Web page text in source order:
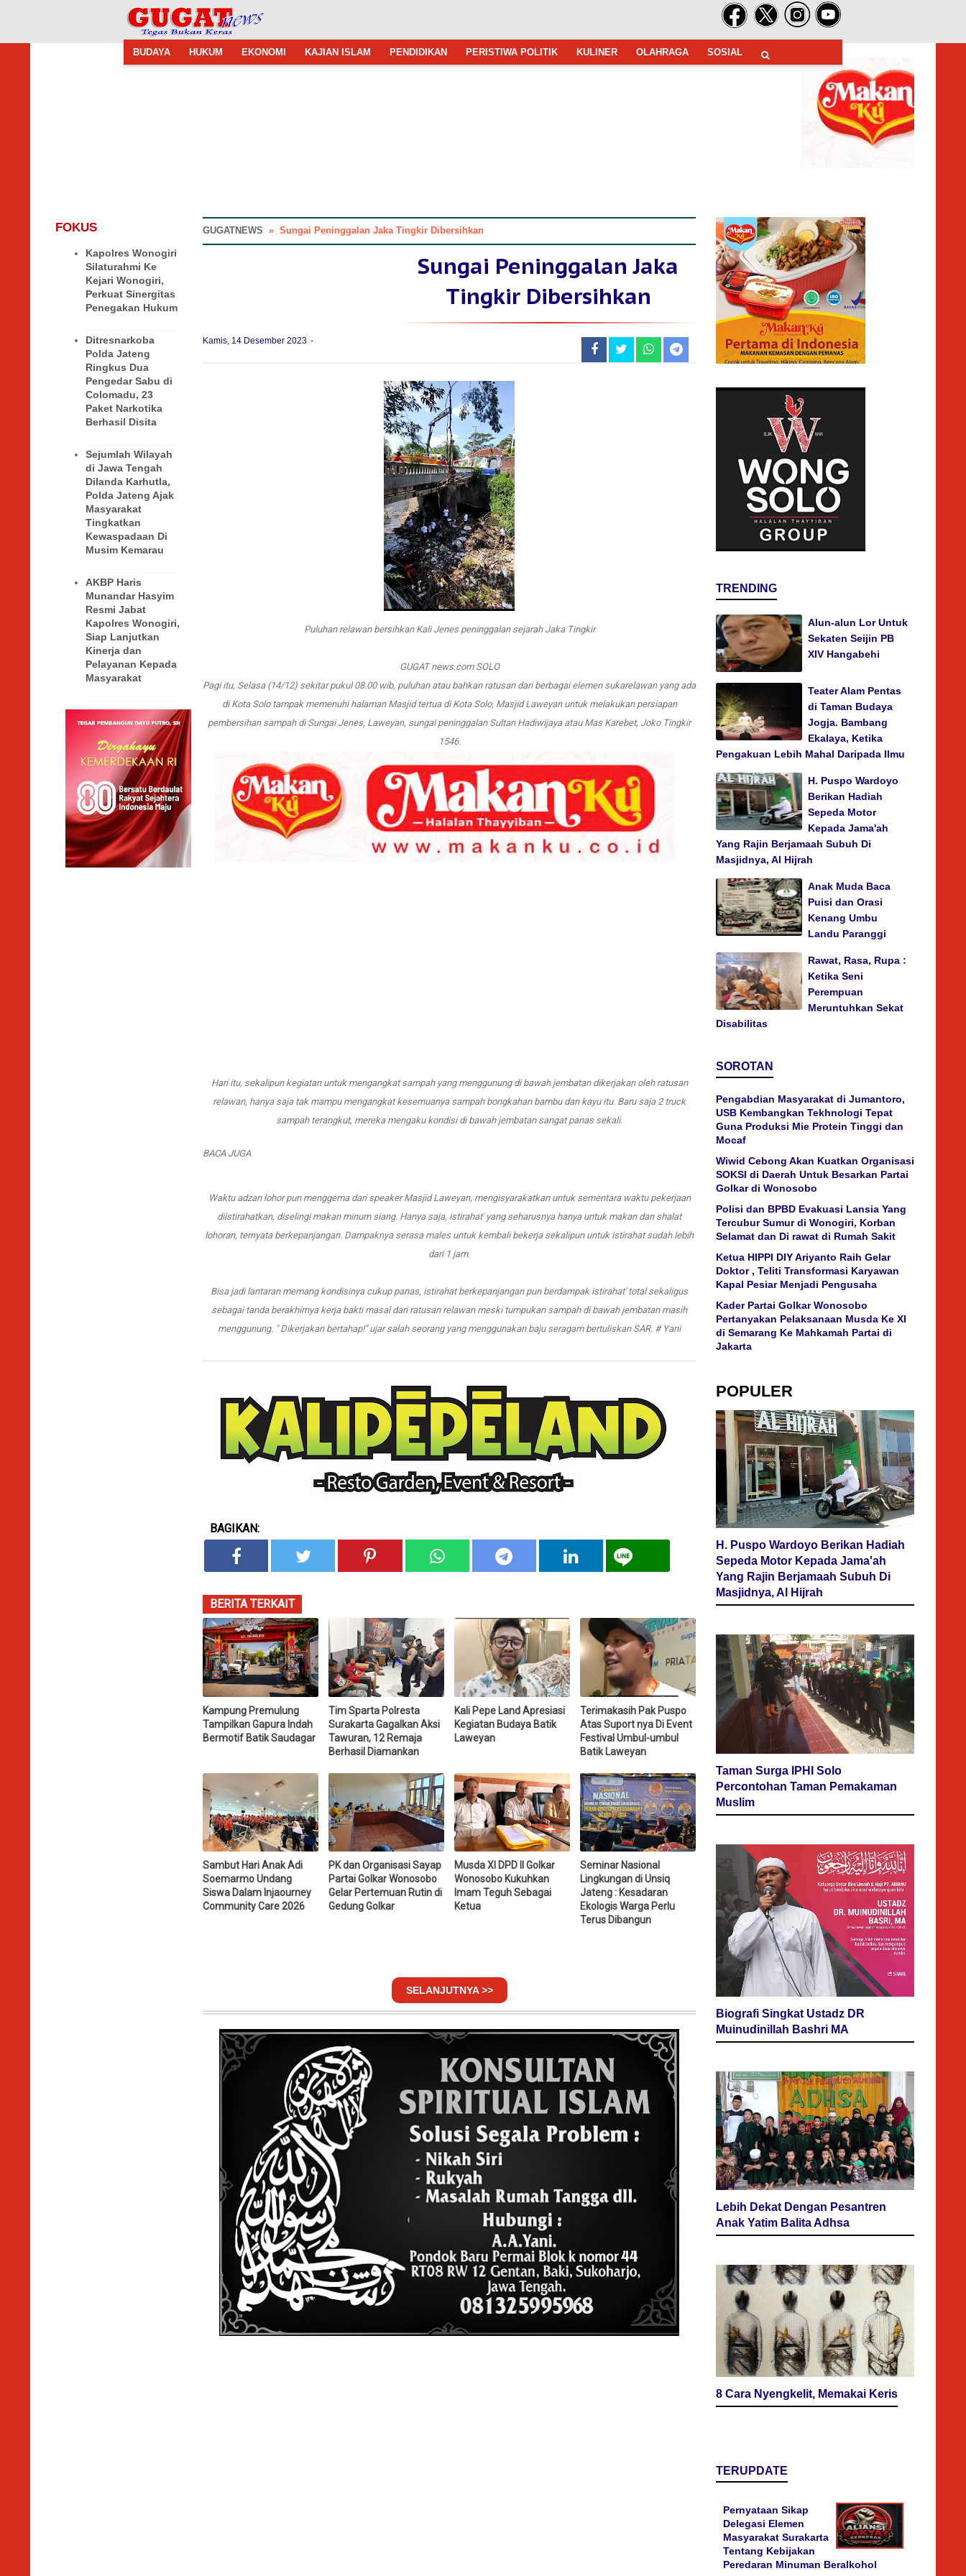
BUDAYA HUKUM EKONOMI KAJIAN ISLAM PENDIDIKAN PERISTIWA POLITIK KULINER OLAHRAGA SOSIAL
FOKUS
Kapolres Wonogiri
Silaturahmi Ke
Kejari Wonogiri,
Perkuat Sinergitas
Penegakan Hukum
Ditresnarkoba
Polda Jateng
Ringkus Dua
Pengedar Sabu di
Colomadu, 23
Paket Narkotika
Berhasil Disita
Sejumlah Wilayah
di Jawa Tengah
Dilanda Karhutla,
Polda Jateng Ajak
Masyarakat
Tingkatkan
Kewaspadaan Di
Musim Kemarau
AKBP Haris
Munandar Hasyim
Resmi Jabat
Kapolres Wonogiri,
Siap Lanjutkan
Kinerja dan
Pelayanan Kepada
Masyarakat
GUGATNEWS » Sungai Peninggalan Jaka Tingkir Dibersihkan
Sungai Peninggalan Jaka
Tingkir Dibersihkan
Kamis, 14 Desember 2023
Puluhan relawan bersihkan Kali Jenes peninggalan sejarah Jaka Tingkir
GUGAT news.com SOLO
Pagi itu, Selasa (14/12) sekitar pukul 08.00 wib, puluhan atau bahkan ratusan dari berbagai elemen sukarelawan yang ada
di Kota Solo tampak memenuhi halaman Masjid tertua di Kota Solo, Masjid Laweyan untuk melakukan persiapan
pembersihan sampah di Sungai Jenes, Laweyan, sungai peninggalan Sultan Hadiwijaya atau Mas Karebet, Joko Tingkir
1546.
Hari itu, sekalipun kegiatan untuk mengangkat sampah yang menggunung di bawah jembatan dikerjakan oleh ratusan
relawan, hanya saja tak mampu mengangkat kesemuanya sampah bongkahan bambu dan kayu itu. Baru saja 2 truck
sampah terangkut, mereka mengaku kondisi di bawah jembatan sangat panas sekali.
BACA JUGA
Waktu adzan lohor pun menggema dari speaker Masjid Laweyan, mengisyarakatkan untuk sementara waktu pekerjaan
diistirahatkan, diselingi makan minum siang. Hanya saja, istirahat' yang seharusnya hanya untuk makan dan shalat
lohoran, ternyata berkepanjangan. Dampaknya serasa males untuk kembali bekerja sekalipun untuk istirahat sudah lebih
dari 1 jam.
Bisa jadi lantaran memang kondisinya cukup panas, istirahat berkepanjangan pun berdampak istirahat' total sekaligus
sebagai tanda berakhirnya kerja bakti masal dari ratusan relawan meski tumpukan sampah di bawah jembatan masih
menggunung. " Dikerjakan bertahap!" ujar salah seorang yang menggunakan baju seragam bertuliskan SAR. # Yani
BAGIKAN:
BERITA TERKAIT
Kampung Premulung
Tampilkan Gapura Indah
Bermotif Batik Saudagar
Tim Sparta Polresta
Surakarta Gagalkan Aksi
Tawuran, 12 Remaja
Berhasil Diamankan
Kali Pepe Land Apresiasi
Kegiatan Budaya Batik
Laweyan
Terimakasih Pak Puspo
Atas Suport nya Di Event
Festival Umbul-umbul
Batik Laweyan
Sambut Hari Anak Adi
Soemarmo Undang
Siswa Dalam Injaourney
Community Care 2026
PK dan Organisasi Sayap
Partai Golkar Wonosobo
Gelar Pertemuan Rutin di
Gedung Golkar
Musda XI DPD II Golkar
Wonosobo Kukuhkan
Imam Teguh Sebagai
Ketua
Seminar Nasional
Lingkungan di Unsiq
Jateng : Kesadaran
Ekologis Warga Perlu
Terus Dibangun
SELANJUTNYA >>
TRENDING
Alun-alun Lor Untuk
Sekaten Seijin PB
XIV Hangabehi
Teater Alam Pentas
di Taman Budaya
Jogja. Bambang
Ekalaya, Ketika
Pengakuan Lebih Mahal Daripada Ilmu
H. Puspo Wardoyo
Berikan Hadiah
Sepeda Motor
Kepada Jama'ah
Yang Rajin Berjamaah Subuh Di
Masjidnya, Al Hijrah
Anak Muda Baca
Puisi dan Orasi
Kenang Umbu
Landu Paranggi
Rawat, Rasa, Rupa :
Ketika Seni
Perempuan
Meruntuhkan Sekat
Disabilitas
SOROTAN
Pengabdian Masyarakat di Jumantoro,
USB Kembangkan Tekhnologi Tepat
Guna Produksi Mie Protein Tinggi dan
Mocaf
Wiwid Cebong Akan Kuatkan Organisasi
SOKSI di Daerah Untuk Besarkan Partai
Golkar di Wonosobo
Polisi dan BPBD Evakuasi Lansia Yang
Tercubur Sumur di Wonogiri, Korban
Selamat dan Di rawat di Rumah Sakit
Ketua HIPPI DIY Ariyanto Raih Gelar
Doktor , Teliti Transformasi Karyawan
Kapal Pesiar Menjadi Pengusaha
Kader Partai Golkar Wonosobo
Pertanyakan Pelaksanaan Musda Ke XI
di Semarang Ke Mahkamah Partai di
Jakarta
POPULER
H. Puspo Wardoyo Berikan Hadiah
Sepeda Motor Kepada Jama'ah
Yang Rajin Berjamaah Subuh Di
Masjidnya, Al Hijrah
Taman Surga IPHI Solo
Percontohan Taman Pemakaman
Muslim
Biografi Singkat Ustadz DR
Muinudinillah Bashri MA
Lebih Dekat Dengan Pesantren
Anak Yatim Balita Adhsa
8 Cara Nyengkelit, Memakai Keris
TERUPDATE
Pernyataan Sikap
Delegasi Elemen
Masyarakat Surakarta
Tentang Kebijakan
Peredaran Minuman Beralkohol